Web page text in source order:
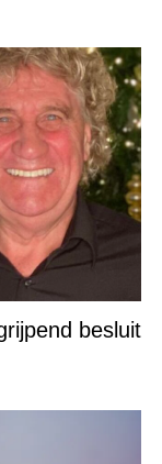
besluit